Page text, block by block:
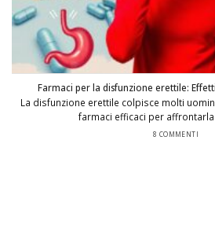
Farmaci per la disfunzione erettile:
La disfunzione erettile colpisce molti
farmaci efficaci per
8 COMMENTI